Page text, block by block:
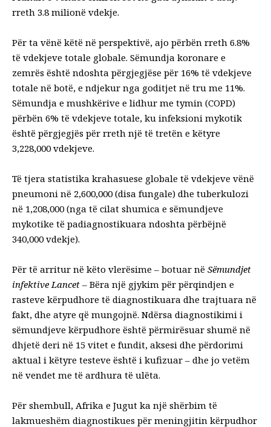
rreth 3.8 milionë vdekje.
Për ta vënë këtë në perspektivë, ajo përbën rreth 6.8%
të vdekjeve totale globale. Sëmundja koronare e
zemrës është ndoshta përgjegjëse për 16% të vdekjeve
totale në botë, e ndjekur nga goditjet në tru me 11%.
Sëmundja e mushkërive e lidhur me tymin (COPD)
përbën 6% të vdekjeve totale, ku infeksioni mykotik
është përgjegjës për rreth një të tretën e këtyre
3,228,000 vdekjeve.
Të tjera statistika krahasuese globale të vdekjeve vënë
pneumoni në 2,600,000 (disa fungale) dhe tuberkulozi
në 1,208,000 (nga të cilat shumica e sëmundjeve
mykotike të padiagnostikuara ndoshta përbëjnë
340,000 vdekje).
Për të arritur në këto vlerësime – botuar në Sëmundjet
infektive Lancet – Bëra një gjykim për përqindjen e
rasteve kërpudhore të diagnostikuara dhe trajtuara në
fakt, dhe atyre që mungojnë. Ndërsa diagnostikimi i
sëmundjeve kërpudhore është përmirësuar shumë në
dhjetë deri në 15 vitet e fundit, aksesi dhe përdorimi
aktual i këtyre testeve është i kufizuar – dhe jo vetëm
në vendet me të ardhura të ulëta.
Për shembull, Afrika e Jugut ka një shërbim të
lakmueshëm diagnostikues për meningjitin kërpudhor